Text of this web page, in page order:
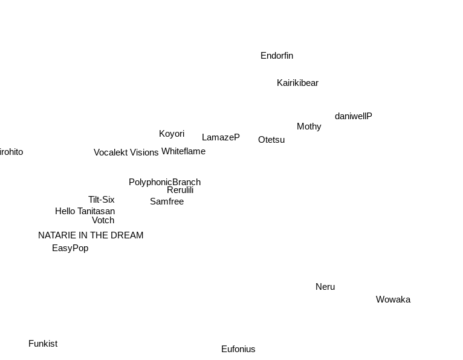
Vocalekt Visions
PolyphonicBranch
Whiteflame
Tilt-Six
Votch
Samfree
Hello Tanitasan
NATARIE IN THE DREAM
Rerulili
Koyori LamazeP
EasyPop
Endorfin
Otetsu
Mothy
Eufonius
Kairikibear
Funkist
Neru
Wowaka